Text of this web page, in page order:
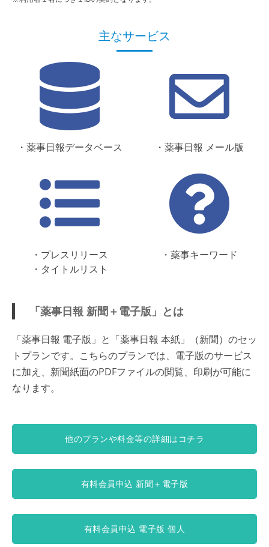
主なサービス
・薬事日報データベース ・薬事日報 メール版
・プレスリリース
・タイトルリスト
・薬事キーワード
「薬事日報 新聞＋電子版」とは
「薬事日報 電子版」と「薬事日報 本紙」（新聞）のセッ
トプランです。こちらのプランでは、電子版のサービス
に加え、新聞紙面のPDFファイルの閲覧、印刷が可能に
なります。
他のプランや料金等の詳細はコチラ
有料会員申込 新聞＋電子版
有料会員申込 電子版 個人